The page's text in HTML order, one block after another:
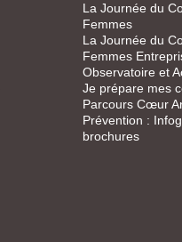
La Journée du
Femmes
La Journée du
Femmes
Observatoire et
Je prépare mes
Parcours Cœur
Prévention :
brochures